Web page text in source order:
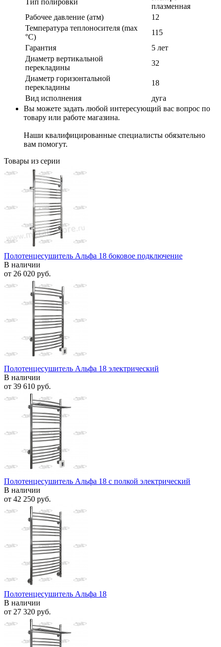
плазменная
Рабочее давление (атм)
12
Температура теплоносителя (max
°C)
115
Гарантия
5 лет
Диаметр вертикальной
перекладины
32
Диаметр горизонтальной
перекладины
18
Вид исполнения
дуга
Вы можете задать любой интересующий вас вопрос по
товару или работе магазина.
Наши квалифицированные специалисты обязательно
вам помогут.
Товары из серии
Полотенцесушитель Альфа 18 боковое подключение
В наличии
от 26 020 руб.
Полотенцесушитель Альфа 18 электрический
В наличии
от 39 610 руб.
Полотенцесушитель Альфа 18 с полкой электрический
В наличии
от 42 250 руб.
Полотенцесушитель Альфа 18
В наличии
от 27 320 руб.